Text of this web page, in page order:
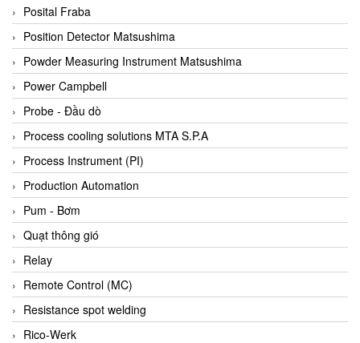
Bifold
Bihl+wiedemann
Bihl+wiedemann
Bilz
Binder Connector
Biotech
BirdX Vietnam
BK Vibro
Black Box
BlackBox Vietnam
BLAGDON PUMP
Bloom Engineering
Boneng
Bopp & Reuther Messtechnik
Posital Fraba
Position Detector Matsushima
Powder Measuring Instrument Matsushima
Power Campbell
Probe - Đầu dò
Process cooling solutions MTA S.P.A
Process Instrument (PI)
Production Automation
Pum - Bơm
Quạt thông gió
Relay
Remote Control (MC)
Resistance spot welding
Rico-Werk